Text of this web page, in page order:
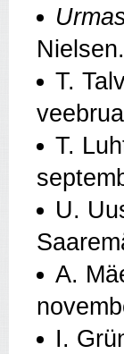
T.
T.
U.
A.
I.